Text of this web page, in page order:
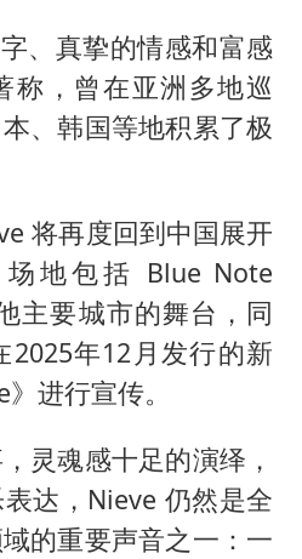
、真挚的情感和富感
称，曾在亚洲多地巡
、韩国等地积累了极
将再度回到中国展开
地包括 Blue Note
主要城市的舞台，同
2025年12月发行的新
进行宣传。
灵魂感十足的演绎，
达，Nieve 仍然是全
的重要声音之一：一